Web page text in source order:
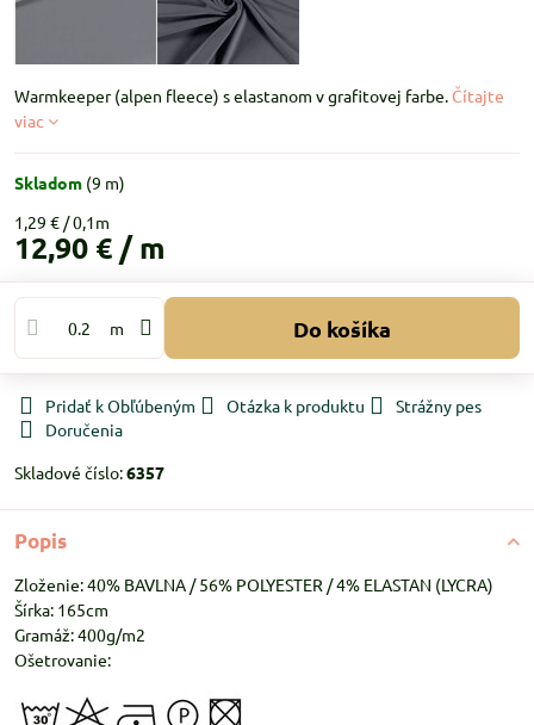
Warmkeeper (alpen fleece) s elastanom v grafitovej farbe. Čítajte
viac
Skladom (9 m)
1,29 €
12,90 € / m
m Do košíka
Pridať k Obľúbeným Otázka k produktu
Strážny pes
Doručenia
Skladové číslo:6357
Popis
Zloženie: 40% BAVLNA / 56% POLYESTER / 4% ELASTAN (LYCRA)
Šírka: 165cm
Gramáž: 400g/m2
Ošetrovanie: